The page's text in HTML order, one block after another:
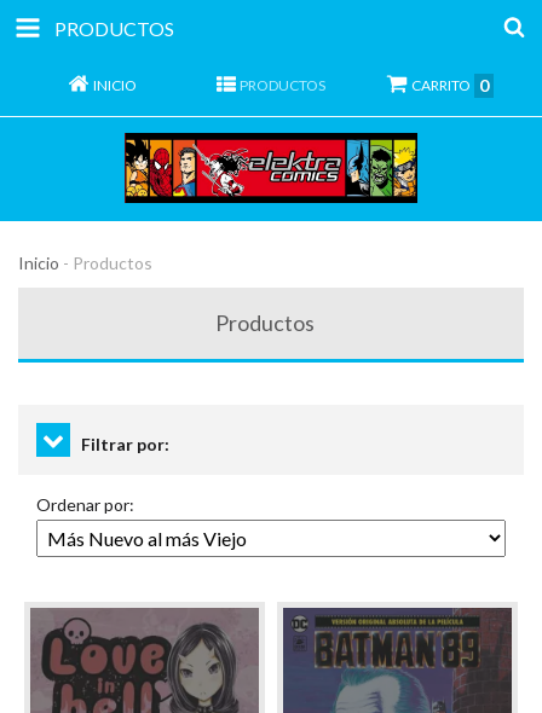
PRODUCTOS
INICIO PRODUCTOS CARRITO 0
Inicio - Productos
Productos
Filtrar por:
Ordenar por: